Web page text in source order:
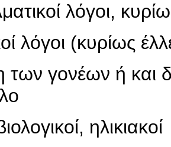
λόγοι,
λόγοι (κυρίως
γονέων ή και
ηλικιακοί